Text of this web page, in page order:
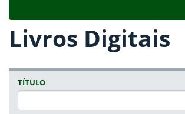
Livros Digitais
TÍTULO